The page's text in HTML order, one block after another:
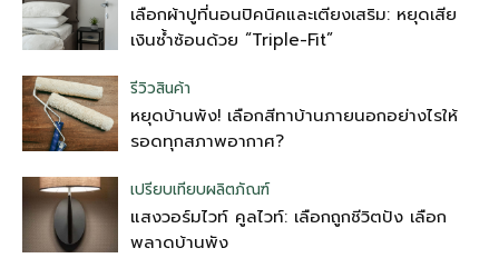
เลือกผ้าปูที่นอนปิคนิคและเตียงเสริม: หยุดเสีย
เงินซ้ำซ้อนด้วย “Triple-Fit”
รีวิวสินค้า
หยุดบ้านพัง! เลือกสีทาบ้านภายนอกอย่างไรให้
รอดทุกสภาพอากาศ?
เปรียบเทียบผลิตภัณฑ์
แสงวอร์มไวท์ คูลไวท์: เลือกถูกชีวิตปัง เลือก
พลาดบ้านพัง